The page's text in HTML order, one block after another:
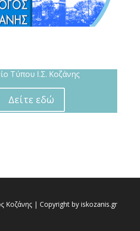
Τύπου Ι.Σ. Κοζάνης
Δείτε εδώ
Κοζάνης | Copyright by iskozanis.gr